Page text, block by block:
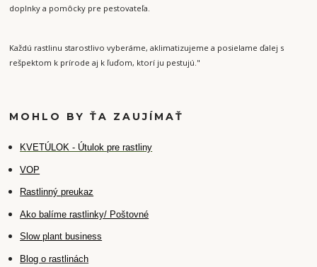
doplnky a pomôcky pre pestovateľa.
Každú rastlinu starostlivo vyberáme, aklimatizujeme a posielame ďalej s
rešpektom k prírode aj k ľuďom, ktorí ju pestujú."
MOHLO BY ŤA ZAUJÍMAŤ
KVETÚLOK - Útulok pre rastliny
VOP
Rastlinný preukaz
Ako balíme rastlinky/ Poštovné
Slow plant business
Blog o rastlinách